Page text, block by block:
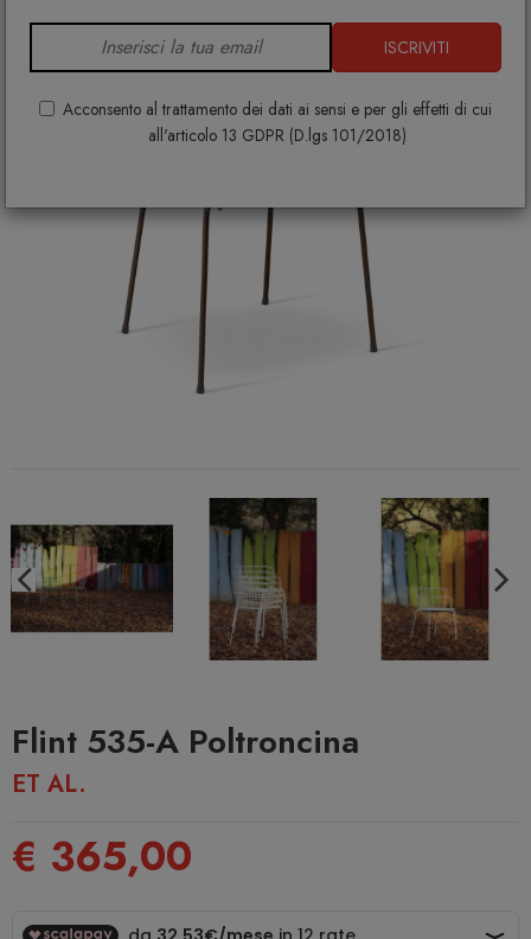
ISCRIVITI
Acconsento al trattamento dei dati ai sensi e per gli effetti di cui
all'articolo 13 GDPR (D.lgs 101/2018)
Flint 535-A Poltroncina
ET AL.
€ 365,00